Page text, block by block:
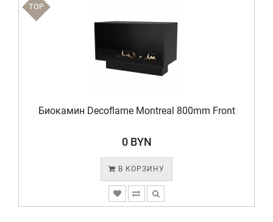
TOP
Биокамин Decoflame Montreal 800mm Front
0 BYN
В КОРЗИНУ